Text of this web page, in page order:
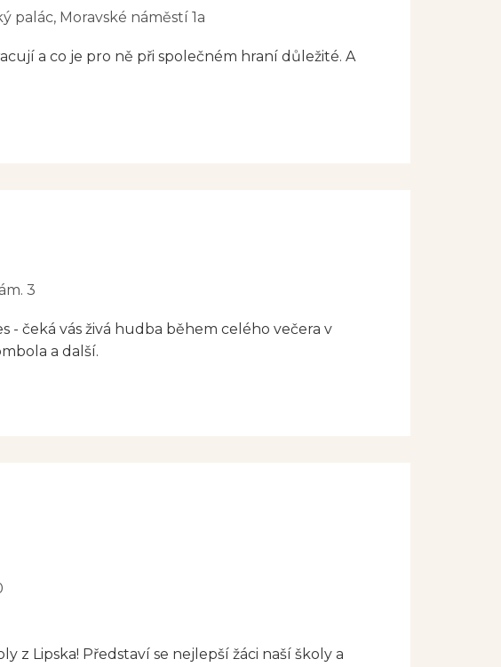
palác, Moravské náměstí 1a
a co je pro ně při společném hraní důležité. A
3
- čeká vás živá hudba během celého večera v
a další.
z Lipska! Představí se nejlepší žáci naší školy a